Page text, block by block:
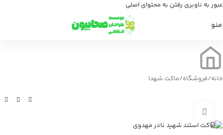
عبور به ناوبری رفتن به محتوای اصلی
منو
خانه/فروشگاه/ماکت شهدا